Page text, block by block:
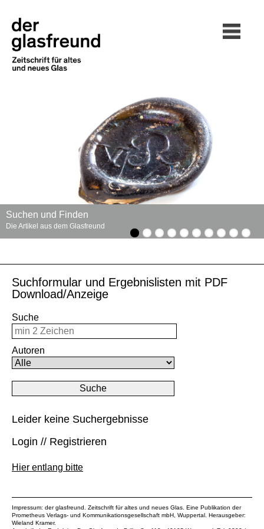
Suchen und Finden
Die Artikel aus dem Glasfreund
Suchformular und Ergebnislisten mit PDF
Download/Anzeige
Suche
Autoren
Leider keine Suchergebnisse
Login // Registrieren
Hier entlang bitte
Impressum: der glasfreund. Zeitschrift für altes und neues Glas. Eine Publikation der
Prometheus Verlags- und Kommunikationsgesellschaft mbH , Wuppertal. Herausgeber:
Wieland Kramer.